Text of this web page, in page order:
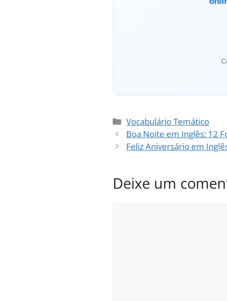
Categorias
Vocabulário Temático
Boa Noite em Inglês: 12
Feliz Aniversário em
Deixe um